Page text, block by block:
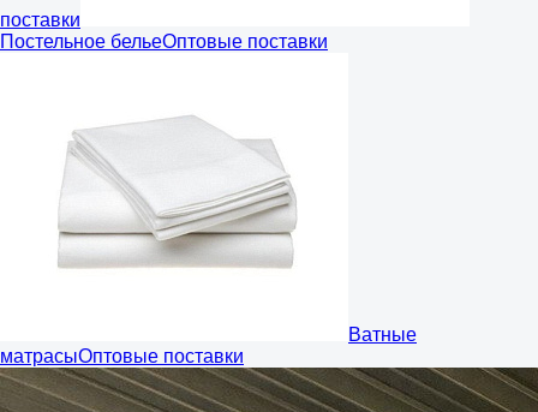
поставки
Постельное бельеОптовые поставки
Ватные
матрасыОптовые поставки